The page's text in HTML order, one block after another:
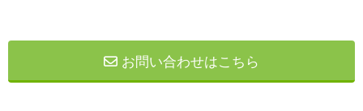
お問い合わせはこちら